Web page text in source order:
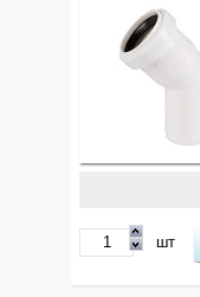
шт